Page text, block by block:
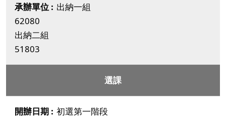
出納一組
62080
出納二組
51803
選課
初選第一階段